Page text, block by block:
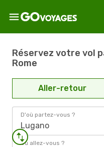
Réservez votre vol
Rome
Aller-retour
D'où partez-vous ?
Lugano
Où allez-vous ?